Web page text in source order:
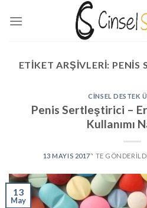
ETIKET ARŞIVLERI: PENIS
CINSEL DESTEK
Penis Sertleştirici –
Kullanımı
13 MAYIS 2017’' TE GÖNDERILDI
13
May